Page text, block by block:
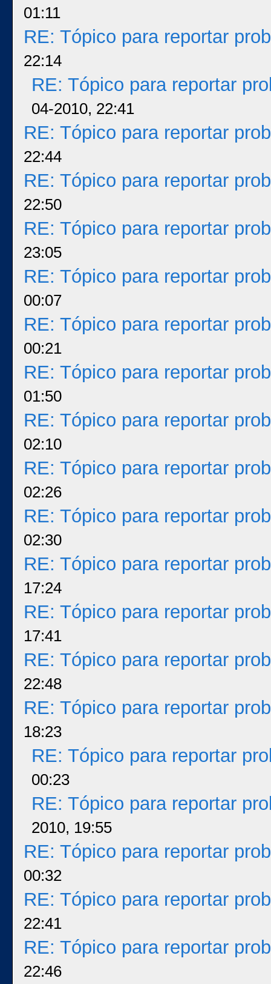
01:11
RE: Tópico para reportar
22:14
RE: Tópico para reportar
04-2010, 22:41
RE: Tópico para reportar
22:44
RE: Tópico para reportar
22:50
RE: Tópico para reportar
23:05
RE: Tópico para reportar
00:07
RE: Tópico para reportar
00:21
RE: Tópico para reportar
01:50
RE: Tópico para reportar
02:10
RE: Tópico para reportar
02:26
RE: Tópico para reportar
02:30
RE: Tópico para reportar
17:24
RE: Tópico para reportar
17:41
RE: Tópico para reportar
22:48
RE: Tópico para reportar
18:23
RE: Tópico para reportar
00:23
RE: Tópico para reportar
2010, 19:55
RE: Tópico para reportar
00:32
RE: Tópico para reportar
22:41
RE: Tópico para reportar
22:46